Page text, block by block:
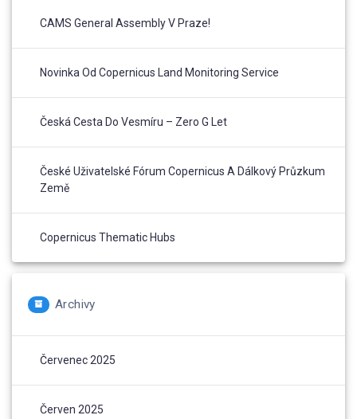
CAMS General Assembly V Praze!
Novinka Od Copernicus Land Monitoring Service
Česká Cesta Do Vesmíru – Zero G Let
České Uživatelské Fórum Copernicus A Dálkový Průzkum
Země
Copernicus Thematic Hubs
Archivy
Červenec 2025
Červen 2025